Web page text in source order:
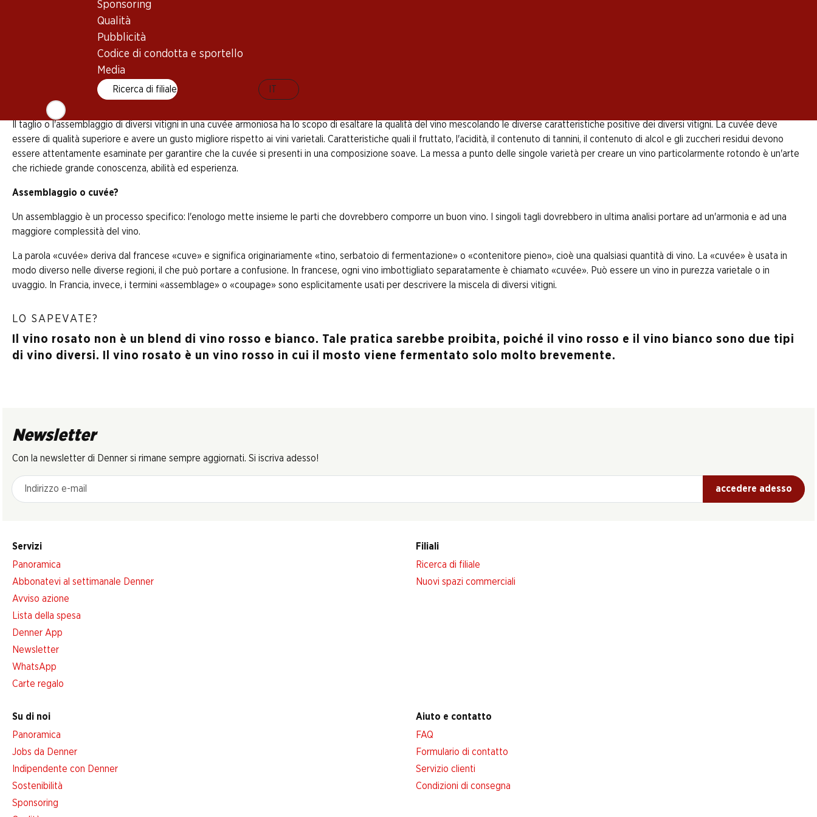
Sponsoring
Qualità
Pubblicità
Codice di condotta e sportello
Media
Ricerca di filiale
La parola trova la sua origine nel termine «assemblage», il quale designa in campo artistico una tecnica con la quale una composizione estetica nasce
dall’unione di singoli elementi. L'interazione dei frammenti gioca un ruolo fondamentale, meno importante è la valutazione dei singoli componenti. In campo
enologico è simile: la sfida nell'assemblaggio è quella di combinare diversi vitigni in una composizione che sia convincente nella sua interezza. Il prodotto
finale che ne risulta si chiama cuvée.
Il taglio o l'assemblaggio di diversi vitigni in una cuvée armoniosa ha lo scopo di esaltare la qualità del vino mescolando le diverse caratteristiche positive dei diversi vitigni. La cuvée deve
essere di qualità superiore e avere un gusto migliore rispetto ai vini varietali. Caratteristiche quali il fruttato, l'acidità, il contenuto di tannini, il contenuto di alcol e gli zuccheri residui devono
essere attentamente esaminate per garantire che la cuvée si presenti in una composizione soave. La messa a punto delle singole varietà per creare un vino particolarmente rotondo è un'arte
che richiede grande conoscenza, abilità ed esperienza.
Assemblaggio o cuvée?
Un assemblaggio è un processo specifico: l'enologo mette insieme le parti che dovrebbero comporre un buon vino. I singoli tagli dovrebbero in ultima analisi portare ad un'armonia e ad una
maggiore complessità del vino.
La parola «cuvée» deriva dal francese «cuve» e significa originariamente «tino, serbatoio di fermentazione» o «contenitore pieno», cioè una qualsiasi quantità di vino. La «cuvée» è usata in
modo diverso nelle diverse regioni, il che può portare a confusione. In francese, ogni vino imbottigliato separatamente è chiamato «cuvée». Può essere un vino in purezza varietale o in
uvaggio. In Francia, invece, i termini «assemblage» o «coupage» sono esplicitamente usati per descrivere la miscela di diversi vitigni.
LO SAPEVATE?
Il vino rosato non è un blend di vino rosso e bianco. Tale pratica sarebbe proibita, poiché il vino rosso e il vino bianco sono due tipi
di vino diversi. Il vino rosato è un vino rosso in cui il mosto viene fermentato solo molto brevemente.
Newsletter
Con la newsletter di Denner si rimane sempre aggiornati. Si iscriva adesso!
Indirizzo e-mail
accedere adesso
Servizi
Panoramica
Abbonatevi al settimanale Denner
Avviso azione
Lista della spesa
Denner App
Newsletter
WhatsApp
Carte regalo
Filiali
Ricerca di filiale
Nuovi spazi commerciali
Su di noi
Panoramica
Jobs da Denner
Indipendente con Denner
Sostenibilità
Sponsoring
Aiuto e contatto
FAQ
Formulario di contatto
Servizio clienti
Condizioni di consegna